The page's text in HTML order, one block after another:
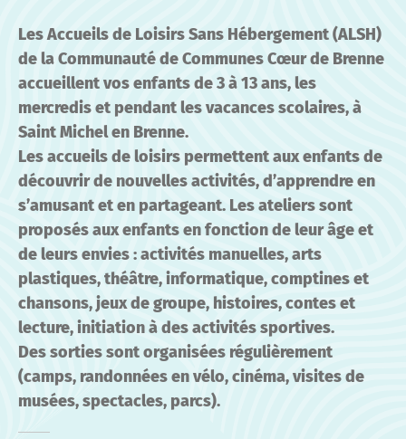
Les Accueils de Loisirs Sans Hébergement (ALSH)
de la Communauté de Communes Cœur de Brenne
accueillent vos enfants de 3 à 13 ans, les
mercredis et pendant les vacances scolaires, à
Saint Michel en Brenne.
Les accueils de loisirs permettent aux enfants de
découvrir de nouvelles activités, d’apprendre en
s’amusant et en partageant. Les ateliers sont
proposés aux enfants en fonction de leur âge et
de leurs envies : activités manuelles, arts
plastiques, théâtre, informatique, comptines et
chansons, jeux de groupe, histoires, contes et
lecture, initiation à des activités sportives.
Des sorties sont organisées régulièrement
(camps, randonnées en vélo, cinéma, visites de
musées, spectacles, parcs).